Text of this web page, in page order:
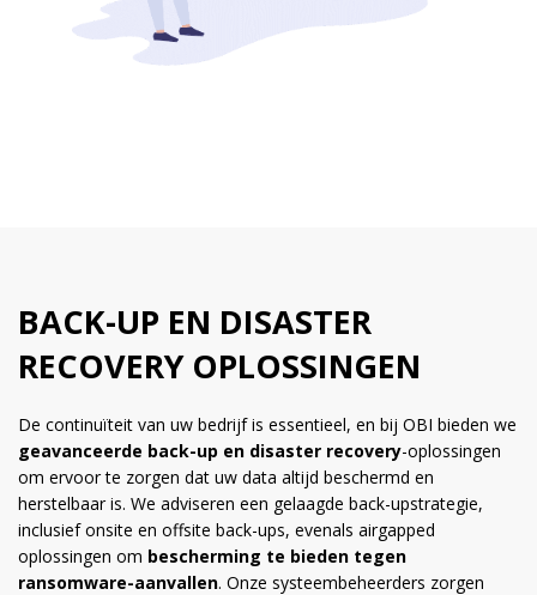
BACK-UP EN DISASTER
RECOVERY OPLOSSINGEN
De continuïteit van uw bedrijf is essentieel, en bij OBI bieden we
geavanceerde back-up en disaster recovery-oplossingen
om ervoor te zorgen dat uw data altijd beschermd en
herstelbaar is. We adviseren een gelaagde back-upstrategie,
inclusief onsite en offsite back-ups, evenals airgapped
oplossingen om bescherming te bieden tegen
ransomware-aanvallen. Onze systeembeheerders zorgen